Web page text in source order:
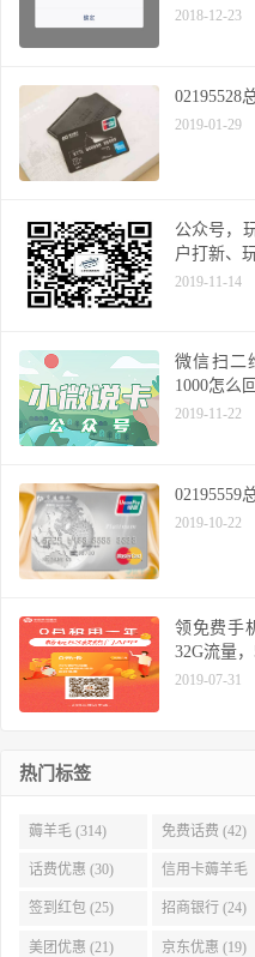
2018-12-23
02195528
2019-01-29
公众号，
户打新、
2019-11-14
微信扫二
1000怎么
2019-11-22
02195559
2019-10-22
领免费手
32G流量
2019-07-31
热门标签
薅羊毛 (314) 免费话费 (42)
话费优惠 (30) 信用卡薅羊毛
(29)
签到红包 (25) 招商银行 (24)
美团优惠 (21) 京东优惠 (19)